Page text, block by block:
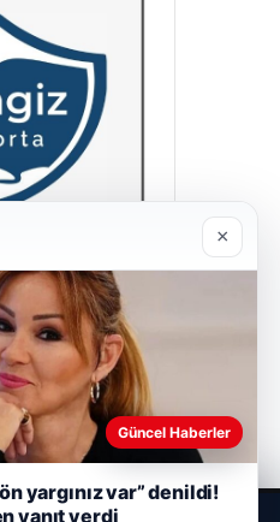
×
Güncel Haberler
yargınız var” denildi!
yanıt verdi